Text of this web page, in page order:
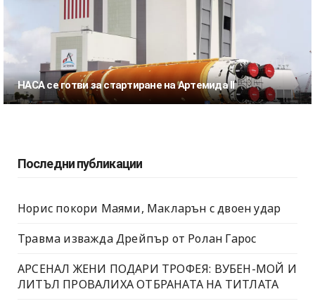
НАСА се готви за стартиране на Артемида II
Последни публикации
Норис покори Маями, Макларън с двоен удар
Травма изважда Дрейпър от Ролан Гарос
АРСЕНАЛ ЖЕНИ ПОДАРИ ТРОФЕЯ: ВУБЕН-МОЙ И
ЛИТЪЛ ПРОВАЛИХА ОТБРАНАТА НА ТИТЛАТА